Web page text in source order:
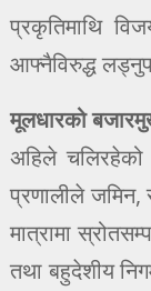
प्रकृतिमाथि
आफ्नैविरुद्ध
मूलधारको
अहिले
प्रणालीले जमिन,
मात्रामा
तथा बहुदेशीय